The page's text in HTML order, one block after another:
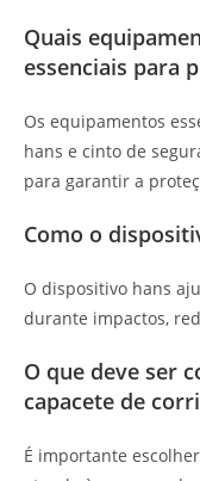
Quais
essenciais para
Os equipamentos
hans e cinto de
para garantir a
Como o
O dispositivo hans
durante impactos,
O que deve ser
capacete de
É importante